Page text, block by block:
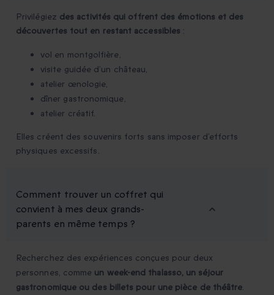
Privilégiez des activités qui offrent des émotions et des
découvertes tout en restant accessibles :
vol en montgolfière,
visite guidée d’un château,
atelier œnologie,
dîner gastronomique,
atelier créatif.
Elles créent des souvenirs forts sans imposer d’efforts
physiques excessifs.
Comment trouver un coffret qui
convient à mes deux grands-
parents en même temps ?
Recherchez des expériences conçues pour deux
personnes, comme un week-end thalasso, un séjour
gastronomique ou des billets pour une pièce de théâtre.